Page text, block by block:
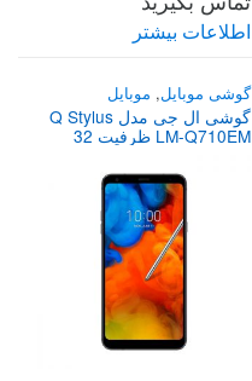
اطلاعات بیشتر
گوشی موبایل, موبایل
گوشی ال جی مدل Q Stylus
LM-Q710EM ظرفیت 32